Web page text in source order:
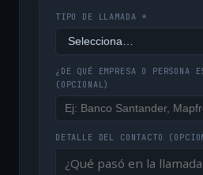
TIPO DE LLAMADA *
¿DE QUÉ EMPRESA O PERSONA
(OPCIONAL)
DETALLE DEL CONTACTO